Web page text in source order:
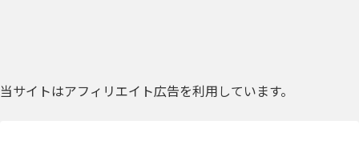
当サイトはアフィリエイト広告を利用しています。